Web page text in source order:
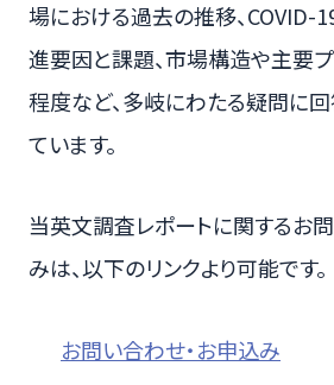
場における過去の推移、COVID-
進要因と課題、市場構造や主要
程度など、多岐にわたる疑問に
ています。
当英文調査レポートに関するお
みは、以下のリンクより可能です。
お問い合わせ・お申込み